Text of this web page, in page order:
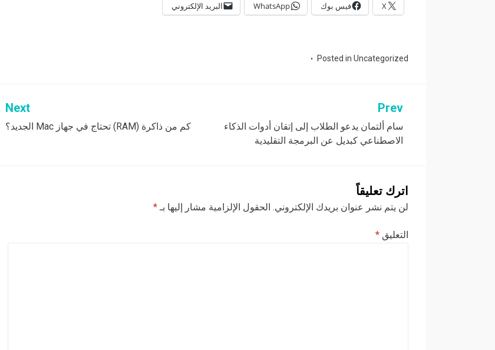
X فيس بوك WhatsApp البريد الإلكتروني
Posted in Uncategorized
تصفّح
المقالات
Prev
سام ألتمان يدعو الطلاب إلى إتقان أدوات الذكاء
الاصطناعي كبديل عن البرمجة التقليدية
Next
كم من ذاكرة (RAM) تحتاج في جهاز Mac الجديد؟
اترك تعليقاً
لن يتم نشر عنوان بريدك الإلكتروني. الحقول الإلزامية مشار إليها بـ*
التعليق *